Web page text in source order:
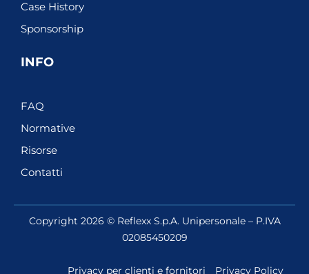
Case History
Sponsorship
INFO
FAQ
Normative
Risorse
Contatti
Copyright 2026 © Reflexx S.p.A. Unipersonale – P.IVA
02085450209
Privacy per clienti e fornitori Privacy Policy